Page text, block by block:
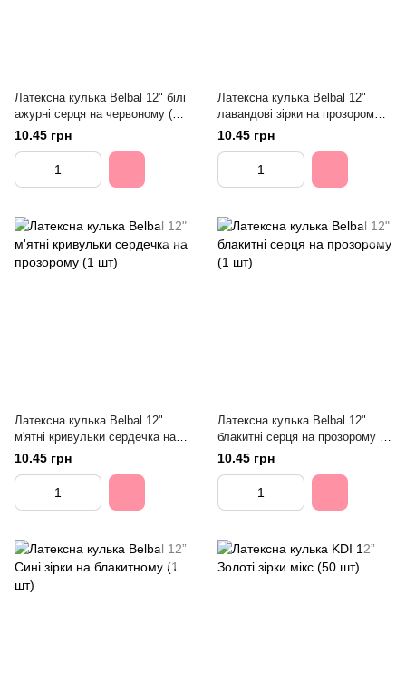
Латексна кулька Belbal 12" білі
ажурні серця на червоному (1
шт)
10.45 грн
Латексна кулька Belbal 12"
лавандові зірки на прозорому
(1 шт)
10.45 грн
Латексна кулька Belbal 12"
м'ятні кривульки сердечка на
прозорому (1 шт)
10.45 грн
Латексна кулька Belbal 12"
блакитні серця на прозорому (1
шт)
10.45 грн